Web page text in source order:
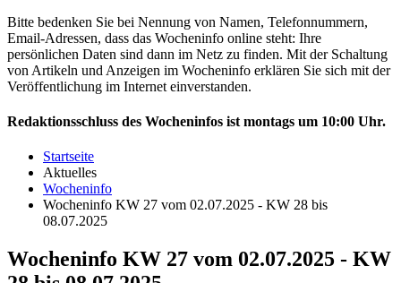
Bitte bedenken Sie bei Nennung von Namen, Telefonnummern,
Email-Adressen, dass das Wocheninfo online steht: Ihre
persönlichen Daten sind dann im Netz zu finden. Mit der Schaltung
von Artikeln und Anzeigen im Wocheninfo erklären Sie sich mit der
Veröffentlichung im Internet einverstanden.
Redaktionsschluss des Wocheninfos ist montags um 10:00 Uhr.
Startseite
Aktuelles
Wocheninfo
Wocheninfo KW 27 vom 02.07.2025 - KW 28 bis
08.07.2025
Wocheninfo KW 27 vom 02.07.2025 - KW